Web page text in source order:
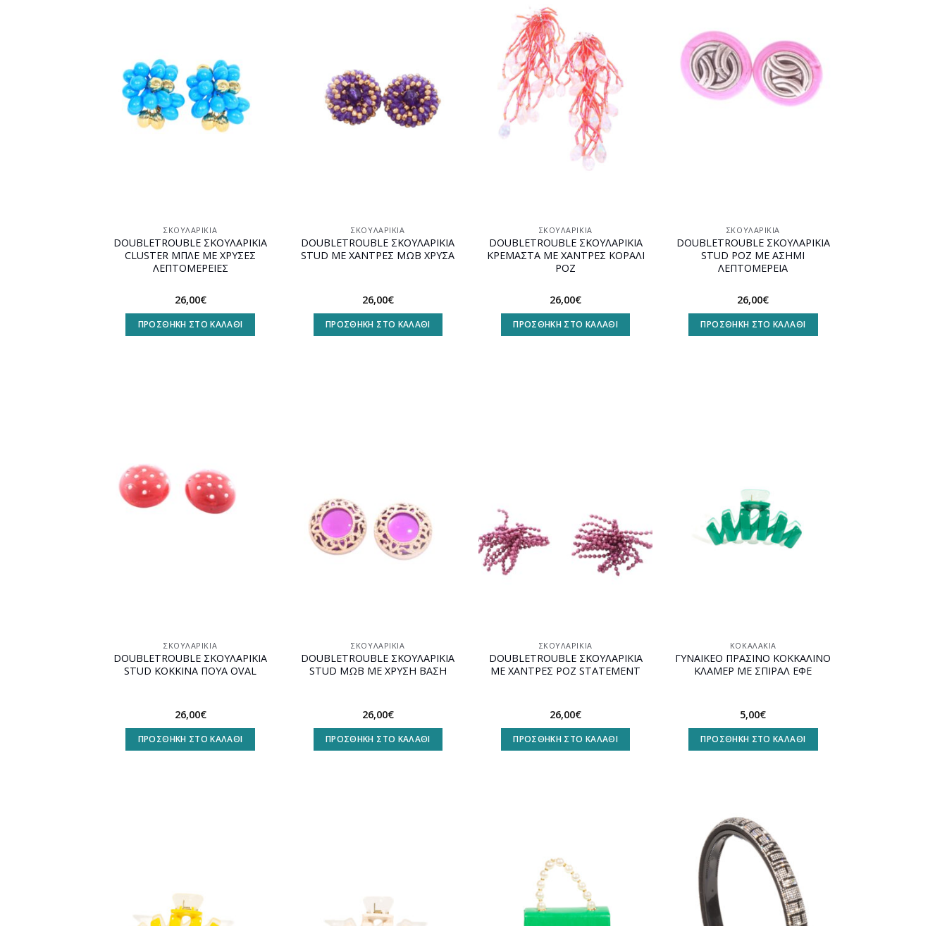
ΣΚΟΥΛΑΡΊΚΙΑ
DOUBLETROUBLE ΣΚΟΥΛΑΡΙΚΙΑ
CLUSTER ΜΠΛΕ ΜΕ ΧΡΥΣΕΣ
ΛΕΠΤΟΜΕΡΕΙΕΣ
26,00€
ΠΡΟΣΘΉΚΗ ΣΤΟ ΚΑΛΆΘΙ
ΣΚΟΥΛΑΡΊΚΙΑ
DOUBLETROUBLE ΣΚΟΥΛΑΡΙΚΙΑ
STUD ΜΕ ΧΑΝΤΡΕΣ ΜΩΒ ΧΡΥΣΑ
26,00€
ΠΡΟΣΘΉΚΗ ΣΤΟ ΚΑΛΆΘΙ
ΣΚΟΥΛΑΡΊΚΙΑ
DOUBLETROUBLE ΣΚΟΥΛΑΡΙΚΙΑ
ΚΡΕΜΑΣΤΑ ΜΕ ΧΑΝΤΡΕΣ ΚΟΡΑΛΙ
ΡΟΖ
26,00€
ΠΡΟΣΘΉΚΗ ΣΤΟ ΚΑΛΆΘΙ
wishlist
ΣΚΟΥΛΑΡΊΚΙΑ
DOUBLETROUBLE ΣΚΟΥΛΑΡΙΚΙΑ
STUD ΡΟΖ ΜΕ ΑΣΗΜΙ
ΛΕΠΤΟΜΕΡΕΙΑ
26,00€
ΠΡΟΣΘΉΚΗ ΣΤΟ ΚΑΛΆΘΙ
ΣΚΟΥΛΑΡΊΚΙΑ
DOUBLETROUBLE ΣΚΟΥΛΑΡΙΚΙΑ
STUD ΚΟΚΚΙΝΑ ΠΟΥΑ OVAL
26,00€
ΠΡΟΣΘΉΚΗ ΣΤΟ ΚΑΛΆΘΙ
ΣΚΟΥΛΑΡΊΚΙΑ
DOUBLETROUBLE ΣΚΟΥΛΑΡΙΚΙΑ
STUD ΜΩΒ ΜΕ ΧΡΥΣΗ ΒΑΣΗ
26,00€
ΠΡΟΣΘΉΚΗ ΣΤΟ ΚΑΛΆΘΙ
ΣΚΟΥΛΑΡΊΚΙΑ
DOUBLETROUBLE ΣΚΟΥΛΑΡΙΚΙΑ
ΜΕ ΧΑΝΤΡΕΣ ΡΟΖ STATEMENT
26,00€
ΠΡΟΣΘΉΚΗ ΣΤΟ ΚΑΛΆΘΙ
ΚΟΚΑΛΆΚΙΑ
ΓΥΝΑΙΚΕΟ ΠΡΑΣΙΝΟ ΚΟΚΚΑΛΙΝΟ
ΚΛΑΜΕΡ ΜΕ ΣΠΙΡΑΛ ΕΦΕ
5,00€
ΠΡΟΣΘΉΚΗ ΣΤΟ ΚΑΛΆΘΙ